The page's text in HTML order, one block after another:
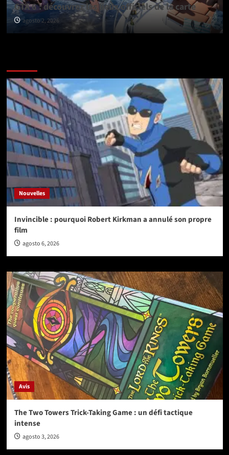
GTA 6 : découvrez les lieux officiels de la carte
agosto 2, 2026
Nouvelles
Invincible : pourquoi Robert Kirkman a annulé son propre
film
agosto 6, 2026
Avis
The Two Towers Trick-Taking Game : un défi tactique
intense
agosto 3, 2026